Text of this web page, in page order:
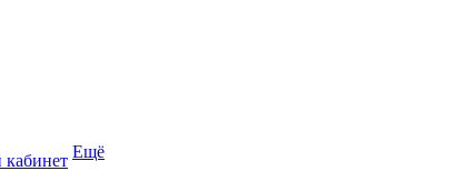
Ещё